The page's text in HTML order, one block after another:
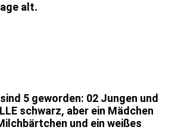
alt.
5 geworden: 02 Jungen und
schwarz, aber ein Mädchen
und ein weißes